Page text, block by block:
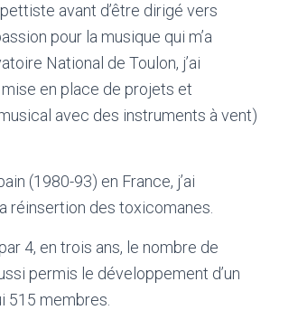
avant d’être dirigé vers
pour la musique qui m’a
National de Toulon, j’ai
en place de projets et
avec des instruments à vent)
(1980-93) en France, j’ai
réinsertion des toxicomanes.
4, en trois ans, le nombre de
permis le développement d’un
515 membres.